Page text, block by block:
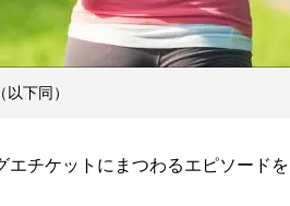
下同）
チケットにまつわるエピソードを